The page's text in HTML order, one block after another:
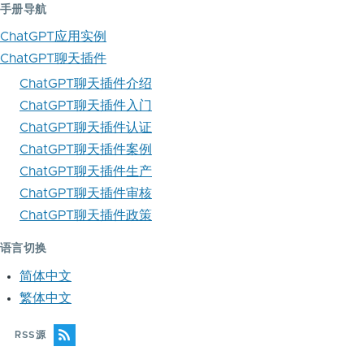
手册导航
ChatGPT应用实例
ChatGPT聊天插件
ChatGPT聊天插件介绍
ChatGPT聊天插件入门
ChatGPT聊天插件认证
ChatGPT聊天插件案例
ChatGPT聊天插件生产
ChatGPT聊天插件审核
ChatGPT聊天插件政策
语言切换
简体中文
繁体中文
RSS源